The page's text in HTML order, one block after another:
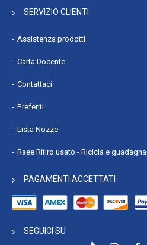
SERVIZIO CLIENTI
Assistenza prodotti
Carta Docente
Contattaci
Preferiti
Lista Nozze
Raee Ritiro usato - Ricicla e guadagna
PAGAMENTI ACCETTATI
SEGUICI SU